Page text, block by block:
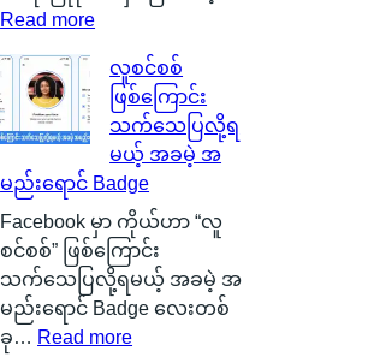
s
မြို့
ရဲ့
ကေ
ာ
င်
း
က
င်
Read more:
o
n
C
a
r
b
လူစင်စစ်
ဖြစ်ကြောင်း
သက်သေပြလို့ရ
မယ့် အခမဲ့ အ
မည်းရောင် Badge
Facebook မှာ ကိုယ်ဟာ “လူ
စင်စစ်” ဖြစ်ကြောင်း
သက်သေပြလို့ရမယ့် အခမဲ့ အ
မည်းရောင် Badge လေးတစ်
ခု… Read more: